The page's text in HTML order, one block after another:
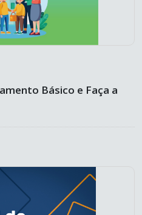
Básico e Faça a